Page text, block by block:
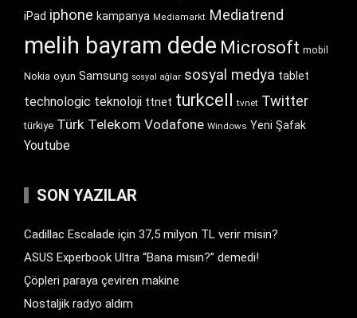
iPad iphone kampanya Mediamarkt Mediatrend
melih bayram dede Microsoft mobil
Nokia oyun Samsung sosyal ağlar sosyal medya tablet
technologic teknoloji ttnet turkcell tvnet Twitter
türkiye Türk Telekom Vodafone Windows Yeni Şafak
Youtube
SON YAZILAR
Cadillac Escalade için 37,5 milyon TL verir misin?
ASUS Experbook Ultra “Bana mısın?” demedi!
Çöpleri paraya çeviren makine
Nostaljik radyo aldım